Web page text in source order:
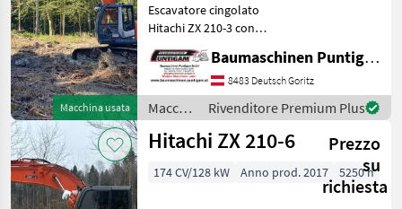
Kobelco
Mostra
tutti
29
MARKETPLACE
Marketplace
Offerte dei
rivenditori
Macchina usata
Escavatore cingolato
Hitachi ZX 210-3 con
lunghezza 1400 mm, peso
790 kg, diametro di taglio
max. 670 mm, lunghezza
lama 25", cilindrata 1
Baumaschinen Puntigam GmbH
8483 Deutsch Goritz
Macchine
edili /
Hitachi
Rivenditore Premium Plus
Hitachi ZX 210-6
Prezzo
su
richiesta
174 CV/128 kW Anno prod. 2017 5250 h